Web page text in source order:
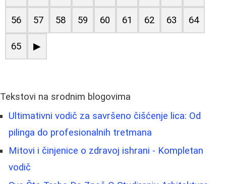
56 57 58 59 60 61 62 63 64
65 ▶
Tekstovi na srodnim blogovima
Ultimativni vodič za savršeno čišćenje lica: Od
pilinga do profesionalnih tretmana
Mitovi i činjenice o zdravoj ishrani - Kompletan
vodič